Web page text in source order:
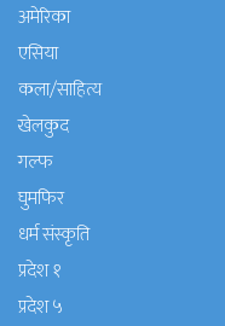
अमेरिका
एसिया
कला/साहित्य
खेलकुद
गल्फ
घुमफिर
धर्म संस्कृति
प्रदेश १
प्रदेश ५